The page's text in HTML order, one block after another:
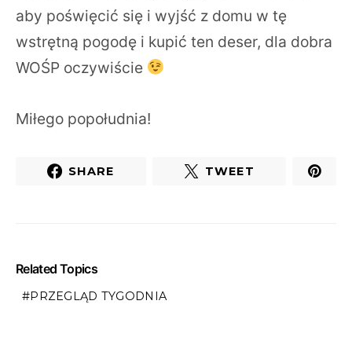
aby poświęcić się i wyjść z domu w tę
wstrętną pogodę i kupić ten deser, dla dobra
WOŚP oczywiście
Miłego popołudnia!
SHARE TWEET
Related Topics
PRZEGLĄD TYGODNIA